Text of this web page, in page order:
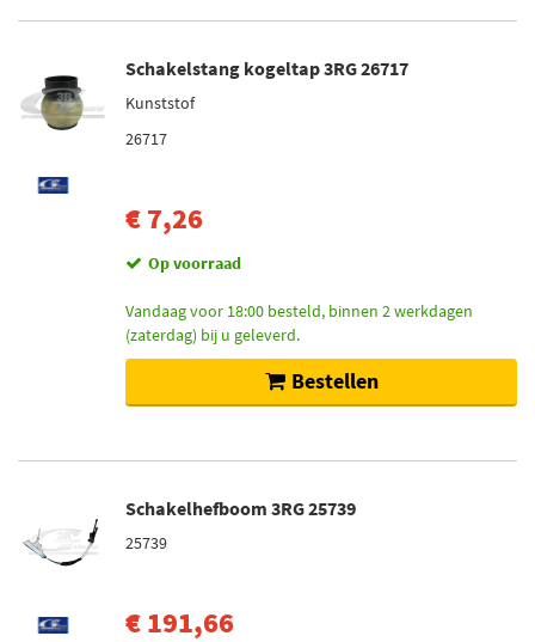
Schakelstang kogeltap 3RG 26717
Kunststof
26717
€ 7,26
Op voorraad
Vandaag voor 18:00 besteld, binnen 2 werkdagen
(zaterdag) bij u geleverd.
Bestellen
Schakelhefboom 3RG 25739
25739
€ 191,66